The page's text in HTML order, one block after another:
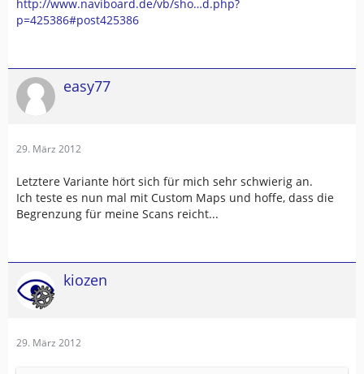
http://www.naviboard.de/vb/sho…d.php?
p=425386#post425386
easy77
29. März 2012
Letztere Variante hört sich für mich sehr schwierig an.
Ich teste es nun mal mit Custom Maps und hoffe, dass die
Begrenzung für meine Scans reicht...
kiozen
29. März 2012